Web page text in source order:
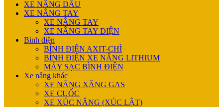
XE NÂNG DẦU
XE NÂNG TAY
XE NÂNG TAY
XE NÂNG TAY ĐIỆN
Bình điện
BÌNH ĐIỆN AXIT-CHÌ
BÌNH ĐIỆN XE NÂNG LITHIUM
MÁY SẠC BÌNH ĐIỆN
Xe nâng khác
XE NÂNG XĂNG GAS
XE CUỐC
XE XÚC NÂNG (XÚC LẬT)